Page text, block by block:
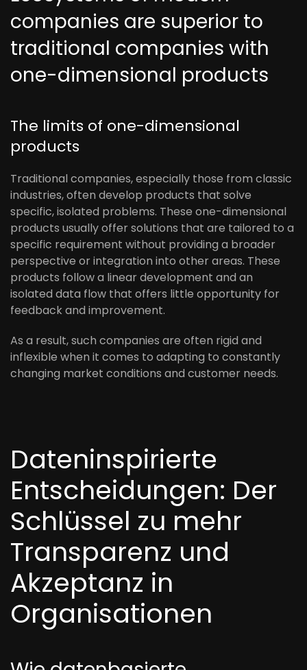
companies are superior to
traditional companies with
one-dimensional products
The limits of one-dimensional
products
Traditional companies, especially those from classic
industries, often develop products that solve
specific, isolated problems. These one-dimensional
products usually offer solutions that are tailored to a
specific requirement without providing a broader
perspective or integration into other areas. These
products follow a linear development and an
isolated data flow that offers little opportunity for
feedback and improvement.
As a result, such companies are often rigid and
inflexible when it comes to adapting to constantly
changing market conditions and customer needs.
Dateninspirierte
Entscheidungen: Der
Schlüssel zu mehr
Transparenz und
Akzeptanz in
Organisationen